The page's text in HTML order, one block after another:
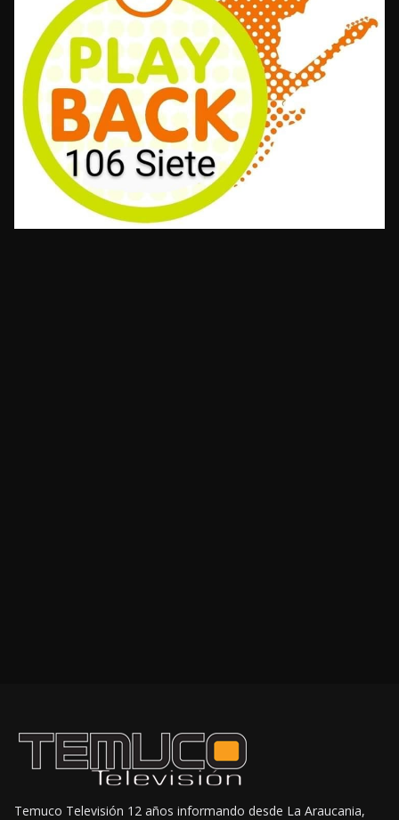
Temuco Televisión 12 años informando desde La Araucania,